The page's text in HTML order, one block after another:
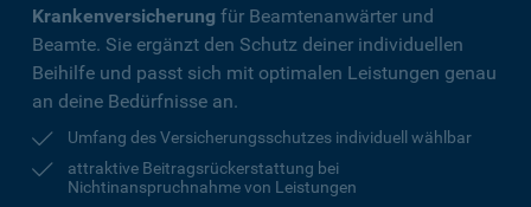
Krankenversicherung für Beamtenanwärter und
Beamte. Sie ergänzt den Schutz deiner individuellen
Beihilfe und passt sich mit optimalen Leistungen genau
an deine Bedürfnisse an.
Umfang des Versicherungsschutzes individuell wählbar
attraktive Beitragsrückerstattung bei
Nichtinanspruchnahme von Leistungen